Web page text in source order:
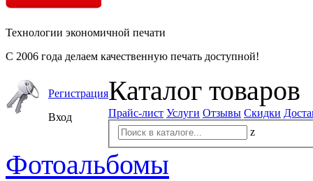
Технологии экономичной печати
С 2006 года делаем качественную печать доступной!
Регистрация
Вход
Каталог товаров
Прайс-лист Услуги Отзывы Скидки
z
Фотоальбомы